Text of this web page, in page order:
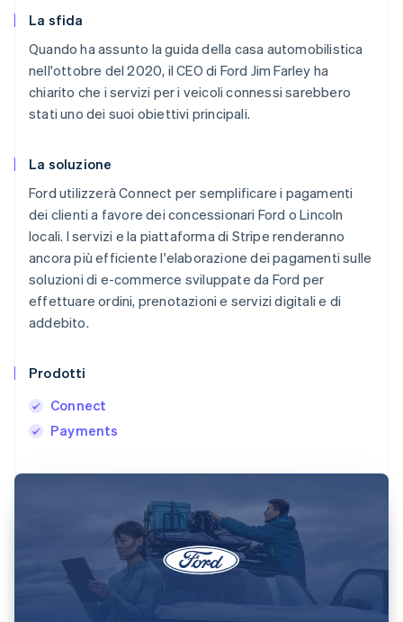
La sfida
Quando ha assunto la guida della casa automobilistica
nell'ottobre del 2020, il CEO di Ford Jim Farley ha
chiarito che i servizi per i veicoli connessi sarebbero
stati uno dei suoi obiettivi principali.
La soluzione
Ford utilizzerà Connect per semplificare i pagamenti
dei clienti a favore dei concessionari Ford o Lincoln
locali. I servizi e la piattaforma di Stripe renderanno
ancora più efficiente l'elaborazione dei pagamenti sulle
soluzioni di e-commerce sviluppate da Ford per
effettuare ordini, prenotazioni e servizi digitali e di
addebito.
Prodotti
Connect
Payments